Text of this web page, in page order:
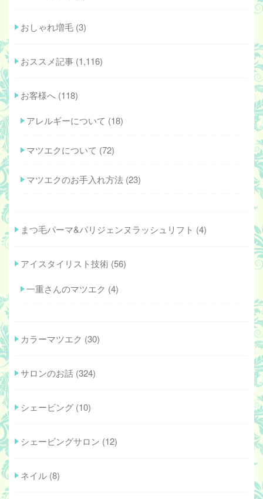
おしゃれ増毛 (3)
おススメ記事 (1,116)
お客様へ (118)
アレルギーについて (18)
マツエクについて (72)
マツエクのお手入れ方法 (23)
まつ毛パーマ&パリジェンヌラッシュリフト (4)
アイスタイリスト技術 (56)
一重さんのマツエク (4)
カラーマツエク (30)
サロンのお話 (324)
シェービング (10)
シェービングサロン (12)
ネイル (8)